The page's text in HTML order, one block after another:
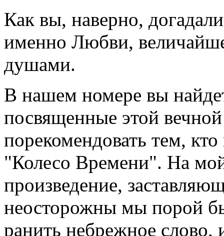
Как вы, наверно,
именно Любви,
душами.
В нашем номере вы
посвященные этой
порекомендовать тем,
"Колесо Времени". На
произведение,
неосторожны мы порой
ранить небрежное слово,